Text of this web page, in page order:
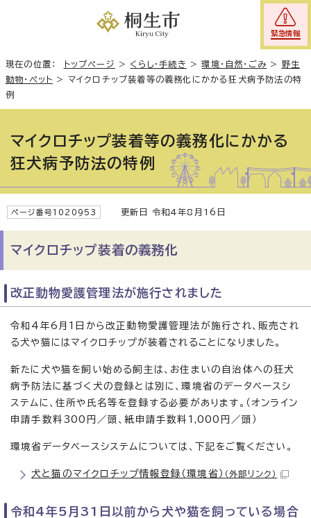
緊急情報
現在の位置： トップページ > くらし・手続き >環境・自然・ごみ > 野生
動物・ペット > マイクロチップ装着等の義務化にかかる狂犬病予防法の特
例
マイクロチップ装着等の義務化にかかる
狂犬病予防法の特例
ページ番号1020953 更新日 令和4年8月16日
マイクロチップ装着の義務化
改正動物愛護管理法が施行されました
令和4年6月1日から改正動物愛護管理法が施行され、販売され
る犬や猫にはマイクロチップが装着されることになりました。
新たに犬や猫を飼い始める飼主は、お住まいの自治体への狂犬
病予防法に基づく犬の登録とは別に、環境省のデータベースシ
ステムに、住所や氏名等を登録する必要があります。（オンライン
申請手数料300円／頭、紙申請手数料1,000円／頭）
環境省データベースシステムについては、下記をご覧ください。
犬と猫のマイクロチップ情報登録（環境省） （外部リンク）
令和4年5月31日以前から犬や猫を飼っている場合